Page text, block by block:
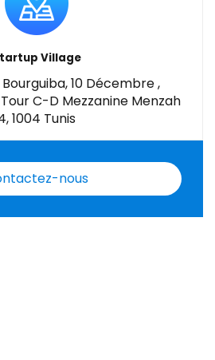
Village
10 Décembre ,
C-D Mezzanine Menzah
1004 Tunis
nous